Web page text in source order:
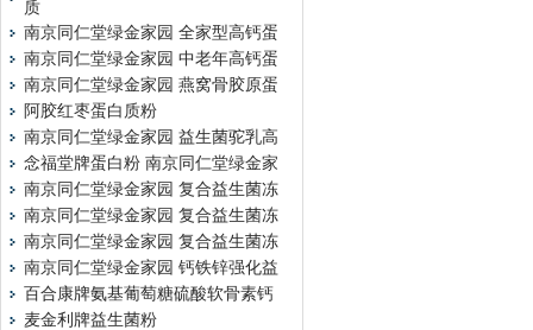
质
南京同仁堂绿金家园 全家型高钙蛋
南京同仁堂绿金家园 中老年高钙蛋
南京同仁堂绿金家园 燕窝骨胶原蛋
阿胶红枣蛋白质粉
南京同仁堂绿金家园 益生菌驼乳高
念福堂牌蛋白粉 南京同仁堂绿金家
南京同仁堂绿金家园 复合益生菌冻
南京同仁堂绿金家园 复合益生菌冻
南京同仁堂绿金家园 复合益生菌冻
南京同仁堂绿金家园 钙铁锌强化益
百合康牌氨基葡萄糖硫酸软骨素钙
麦金利牌益生菌粉